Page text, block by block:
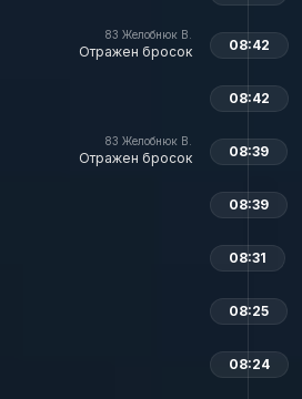
83 Желобнюк В.
Отражен бросок 08:42
08:42
83 Желобнюк В.
Отражен бросок 08:39
08:39
08:31
08:25
08:24